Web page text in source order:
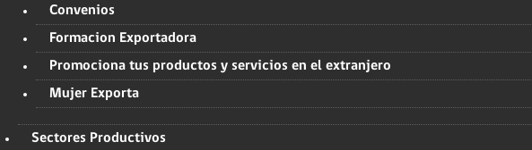
Convenios
Formacion Exportadora
Promociona tus productos y servicios en el extranjero
Mujer Exporta
Sectores Productivos